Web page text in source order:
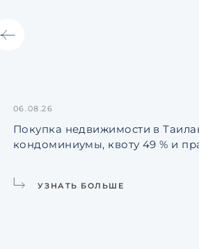
06.08.26
Покупка недвижимости в
кондоминиумы, квоту 49 % и
УЗНАТЬ БОЛЬШЕ